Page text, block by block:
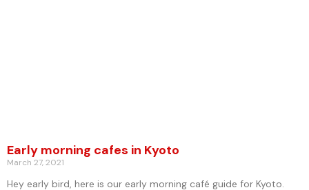
Early morning cafes in Kyoto
March 27, 2021
Hey early bird, here is our early morning café guide for Kyoto.